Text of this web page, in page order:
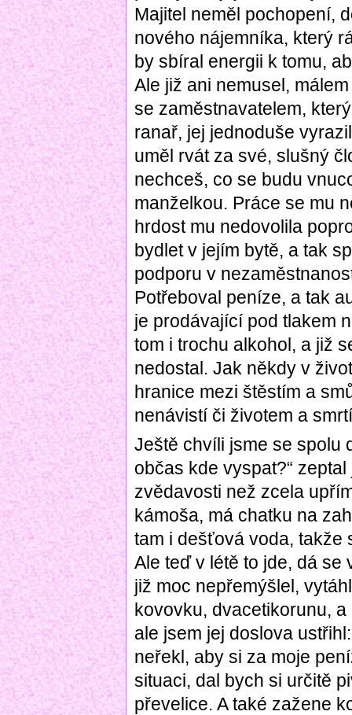
Majitel neměl pochopení,
nového nájemníka, který
by sbíral energii k tomu,
Ale již ani nemusel,
se zaměstnavatelem,
ranař, jej jednoduše
uměl rvát za své, slušný
nechceš, co se budu
manželkou. Práce se mu
hrdost mu nedovolila
bydlet v jejím bytě, a tak
podporu v
Potřeboval peníze, a tak
je prodávající pod tlakem
tom i trochu alkohol, a již
nedostal. Jak někdy v
hranice mezi štěstím a
nenávistí či životem a
Ještě chvíli jsme se spolu
občas kde vyspat?“
zvědavosti než zcela
kámoša, má chatku na
tam i dešťová voda, takže
Ale teď v létě to jde, dá se
již moc nepřemýšlel,
kovovku, dvacetikorunu,
ale jsem jej doslova
neřekl, aby si za moje
situaci, dal bych si určitě
převelice. A také zažene